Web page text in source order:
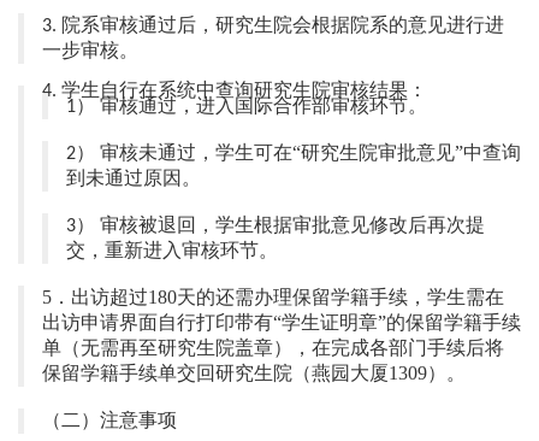
3. 院系审核通过后，研究生院会根据院系的意见进行进
一步审核。
4. 学生自行在系统中查询研究生院审核结果：
1） 审核通过，进入国际合作部审核环节。
2） 审核未通过，学生可在“研究生院审批意见”中查询
到未通过原因。
3） 审核被退回，学生根据审批意见修改后再次提
交，重新进入审核环节。
5 ．出访超过180天的还需办理保留学籍手续，学生需在
出访申请界面自行打印带有“学生证明章”的保留学籍手续
单（无需再至研究生院盖章），在完成各部门手续后将
保留学籍手续单交回研究生院（燕园大厦1309）。
（二）注意事项